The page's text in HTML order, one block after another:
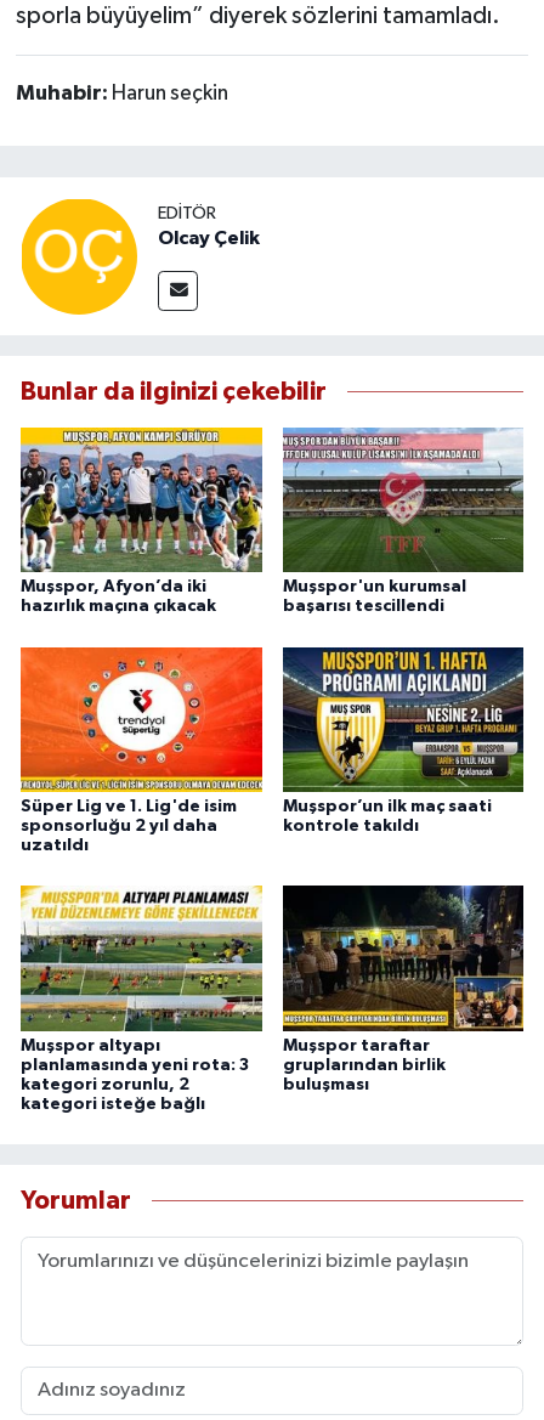
sporla büyüyelim” diyerek sözlerini tamamladı.
Muhabir: Harun seçkin
EDITÖR
Olcay Çelik
Bunlar da ilginizi çekebilir
Muşspor, Afyon’da iki
hazırlık maçına çıkacak
Muşspor'un kurumsal
başarısı tescillendi
Süper Lig ve 1. Lig'de isim
sponsorluğu 2 yıl daha
uzatıldı
Muşspor’un ilk maç saati
kontrole takıldı
Muşspor altyapı
planlamasında yeni rota: 3
kategori zorunlu, 2
kategori isteğe bağlı
Muşspor taraftar
gruplarından birlik
buluşması
Yorumlar